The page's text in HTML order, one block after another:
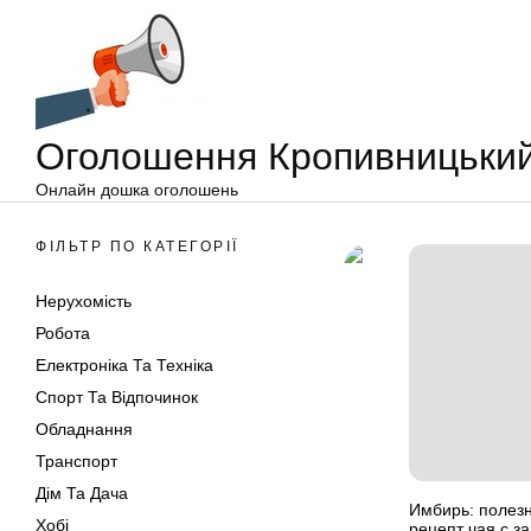
Оголошення
Онлайн дошка оголошень
ФІЛЬТР ПО КАТЕГОРІЇ
Нерухомість
Робота
Електроніка Та Техніка
Спорт Та Відпочинок
Обладнання
Транспорт
Дім Та Дача
Хобі
Имбирь: